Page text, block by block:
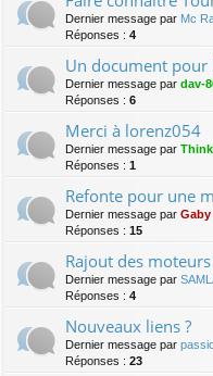
Dernier message par Mc
Réponses : 4
Un document pour
Dernier message par dav-
Réponses : 6
Merci à lorenz054
Dernier message par
Réponses : 1
Refonte pour une
Dernier message par Gaby
Réponses : 15
Rajout des moteurs
Dernier message par
Réponses : 4
Nouveaux liens ?
Dernier message par
Réponses : 23